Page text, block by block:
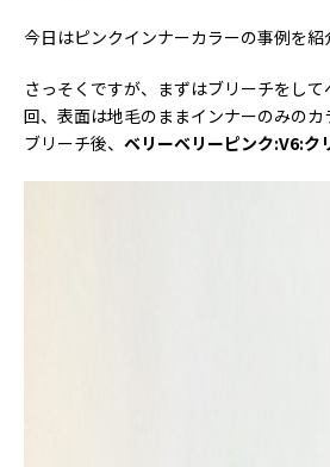
今日はピンクインナーカラーの事例を紹
さっそくですが、まずはブリーチをし
回、表面は地毛のままインナーのみのカ
ブリーチ後、 ベリーベリーピンク:V6:ク